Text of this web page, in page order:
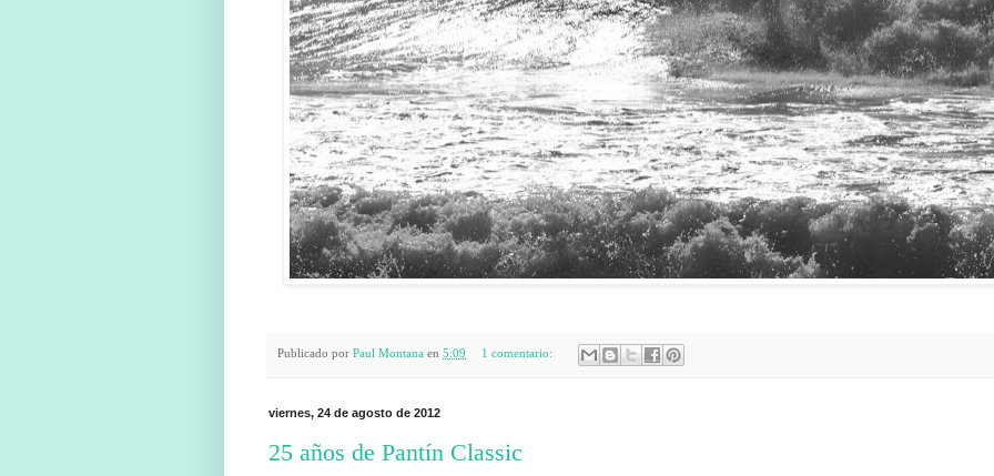
Publicado por Paul Montana en 5:09 1 comentario:
viernes, 24 de agosto de 2012
25 años de Pantín Classic